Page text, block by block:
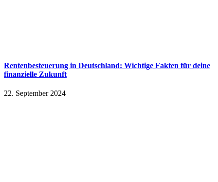
Rentenbesteuerung in Deutschland: Wichtige Fakten für deine
finanzielle Zukunft
22. September 2024